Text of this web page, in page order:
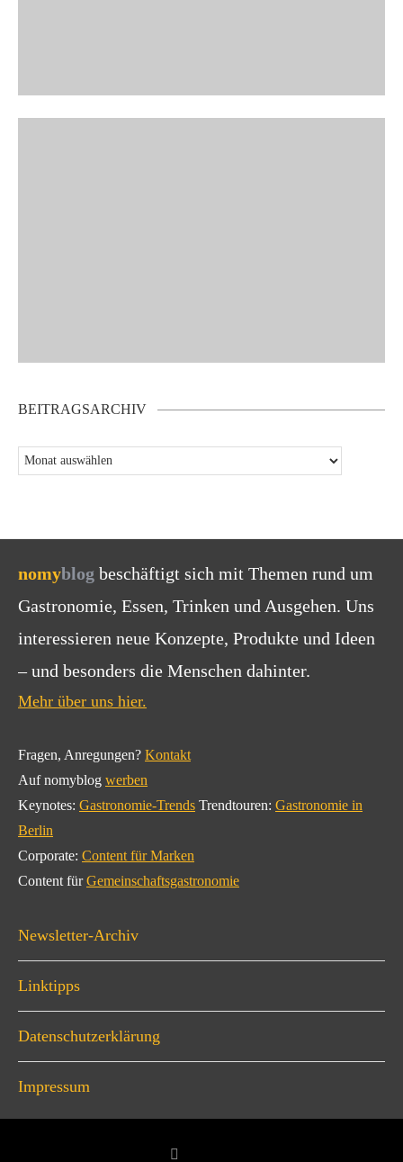
BEITRAGSARCHIV
nomyblog beschäftigt sich mit Themen rund um
Gastronomie, Essen, Trinken und Ausgehen. Uns
interessieren neue Konzepte, Produkte und Ideen
– und besonders die Menschen dahinter.
Mehr über uns hier.
Fragen, Anregungen? Kontakt
Auf nomyblog werben
Keynotes: Gastronomie-Trends Trendtouren: Gastronomie in
Berlin
Corporate: Content für Marken
Content fürGemeinschaftsgastronomie
Newsletter-Archiv
Linktipps
Datenschutzerklärung
Impressum